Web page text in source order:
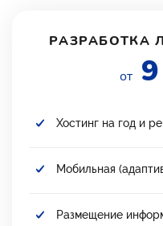
РАЗРАБОТКА
от
Хостинг на год и
Мобильная
Размещение